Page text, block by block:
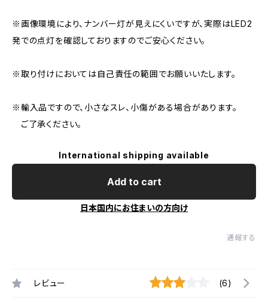
※画像環境により、ナンバー灯が見えにくいですが、実際はLED2
発での点灯を確認しておりますのでご安心ください。
※取り付けにおいては自己責任の範囲でお願いいたします。
※輸入品ですので、小さなスレ、小傷がある場合があります。
ご了承ください。
International shipping available
Add to cart
日本国内にお住まいの方向け
通報する
レビュー (6)